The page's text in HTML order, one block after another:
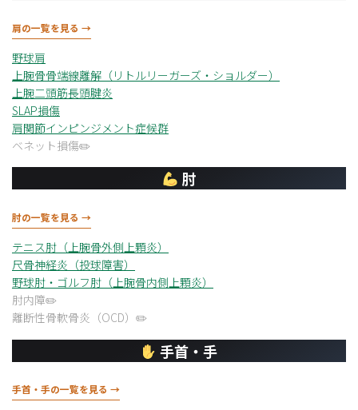
肩の一覧を見る →
野球肩
上腕骨骨端線離解（リトルリーガーズ・ショルダー）
上腕二頭筋長頭腱炎
SLAP損傷
肩関節インピンジメント症候群
ベネット損傷
肘
肘の一覧を見る →
テニス肘（上腕骨外側上顆炎）
尺骨神経炎（投球障害）
野球肘・ゴルフ肘（上腕骨内側上顆炎）
肘内障
離断性骨軟骨炎（OCD）
手首・手
手首・手の一覧を見る →